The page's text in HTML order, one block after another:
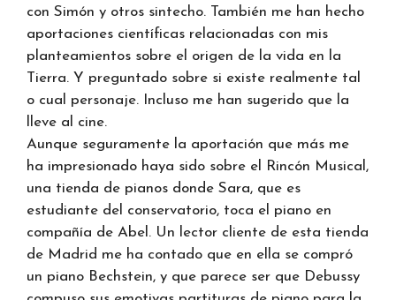
con Simón y otros sintecho. También me han hecho
aportaciones científicas relacionadas con mis
planteamientos sobre el origen de la vida en la
Tierra. Y preguntado sobre si existe realmente tal
o cual personaje. Incluso me han sugerido que la
lleve al cine.
Aunque seguramente la aportación que más me
ha impresionado haya sido sobre el Rincón Musical,
una tienda de pianos donde Sara, que es
estudiante del conservatorio, toca el piano en
compañía de Abel. Un lector cliente de esta tienda
de Madrid me ha contado que en ella se compró
un piano Bechstein, y que parece ser que Debussy